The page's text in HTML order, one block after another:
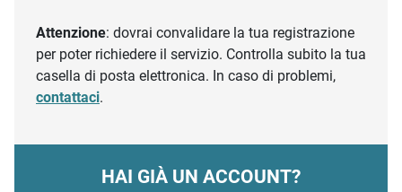
Attenzione: dovrai convalidare la tua registrazione
per poter richiedere il servizio. Controlla subito la tua
casella di posta elettronica. In caso di problemi,
contattaci.
HAI GIÀ UN ACCOUNT?